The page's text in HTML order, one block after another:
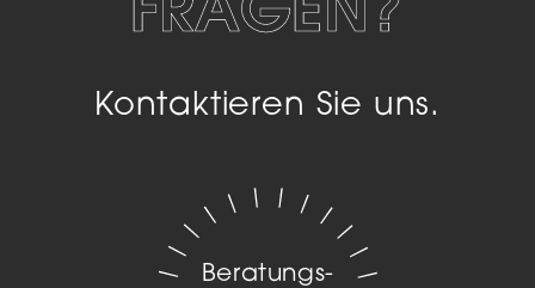
Kontaktieren Sie uns.
Beratungs­